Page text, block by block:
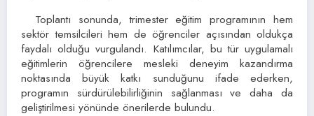
Toplantı sonunda, trimester eğitim programının hem
sektör temsilcileri hem de öğrenciler açısından oldukça
faydalı olduğu vurgulandı. Katılımcılar, bu tür uygulamalı
eğitimlerin öğrencilere mesleki deneyim kazandırma
noktasında büyük katkı sunduğunu ifade ederken,
programın sürdürülebilirliğinin sağlanması ve daha da
geliştirilmesi yönünde önerilerde bulundu.